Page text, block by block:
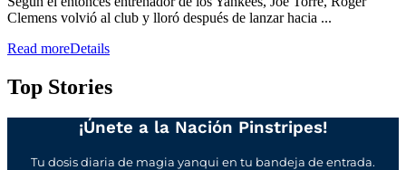
Clemens volvió al club y lloró después de lanzar hacia ...
Read moreDetails
Top Stories
¡Únete a la Nación Pinstripes!
Tu dosis diaria de magia yanqui en tu bandeja de entrada.